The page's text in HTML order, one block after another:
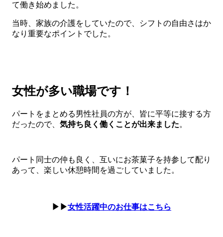
て働き始めました。
当時、家族の介護をしていたので、シフトの自由さはか
なり重要なポイントでした。
女性が多い職場です！
パートをまとめる男性社員の方が、皆に平等に接する方
だったので、 気持ち良く働くことが出来ました。
パート同士の仲も良く、互いにお茶菓子を持参して配り
あって、楽しい休憩時間を過ごしていました。
▶▶女性活躍中のお仕事はこちら